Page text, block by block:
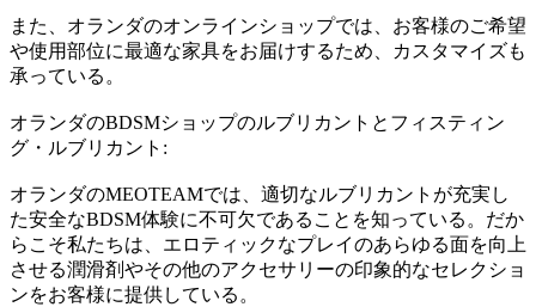
また、オランダのオンラインショップでは、お客様のご希望
や使用部位に最適な家具をお届けするため、カスタマイズも
承っている。
オランダのBDSMショップのルブリカントとフィスティン
グ・ルブリカント:
オランダのMEOTEAMでは、適切なルブリカントが充実し
た安全なBDSM体験に不可欠であることを知っている。だか
らこそ私たちは、エロティックなプレイのあらゆる面を向上
させる潤滑剤やその他のアクセサリーの印象的なセレクショ
ンをお客様に提供している。